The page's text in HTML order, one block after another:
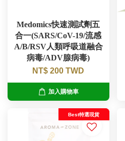
Medomics快速測試劑五
合一(SARS/CoV-19/流感
A/B/RSV人類呼吸道融合
病毒/ADV腺病毒)
NT$ 200 TWD
加入購物車
Best特選現貨